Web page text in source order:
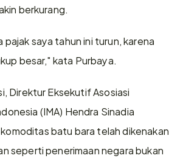
berkurang.
pajak saya tahun ini turun, karena
besar," kata Purbaya.
Direktur Eksekutif Asosiasi
(IMA) Hendra Sinadia
batu bara telah dikenakan
seperti penerimaan negara bukan